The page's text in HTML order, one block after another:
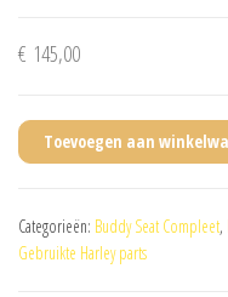
€ 145,00
Toevoegen aan
Categorieën: Buddy Seat Compleet,
Gebruikte Harley parts